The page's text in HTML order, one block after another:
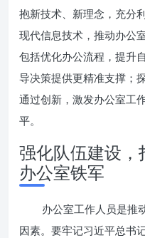
抱新技术、新理念，充分
现代信息技术，推动办公
包括优化办公流程，提升
导决策提供更精准支撑；
通过创新，激发办公室工
平。
强化队伍建设，
办公室铁军
办公室工作人员是推
因素。要牢记习近平总书